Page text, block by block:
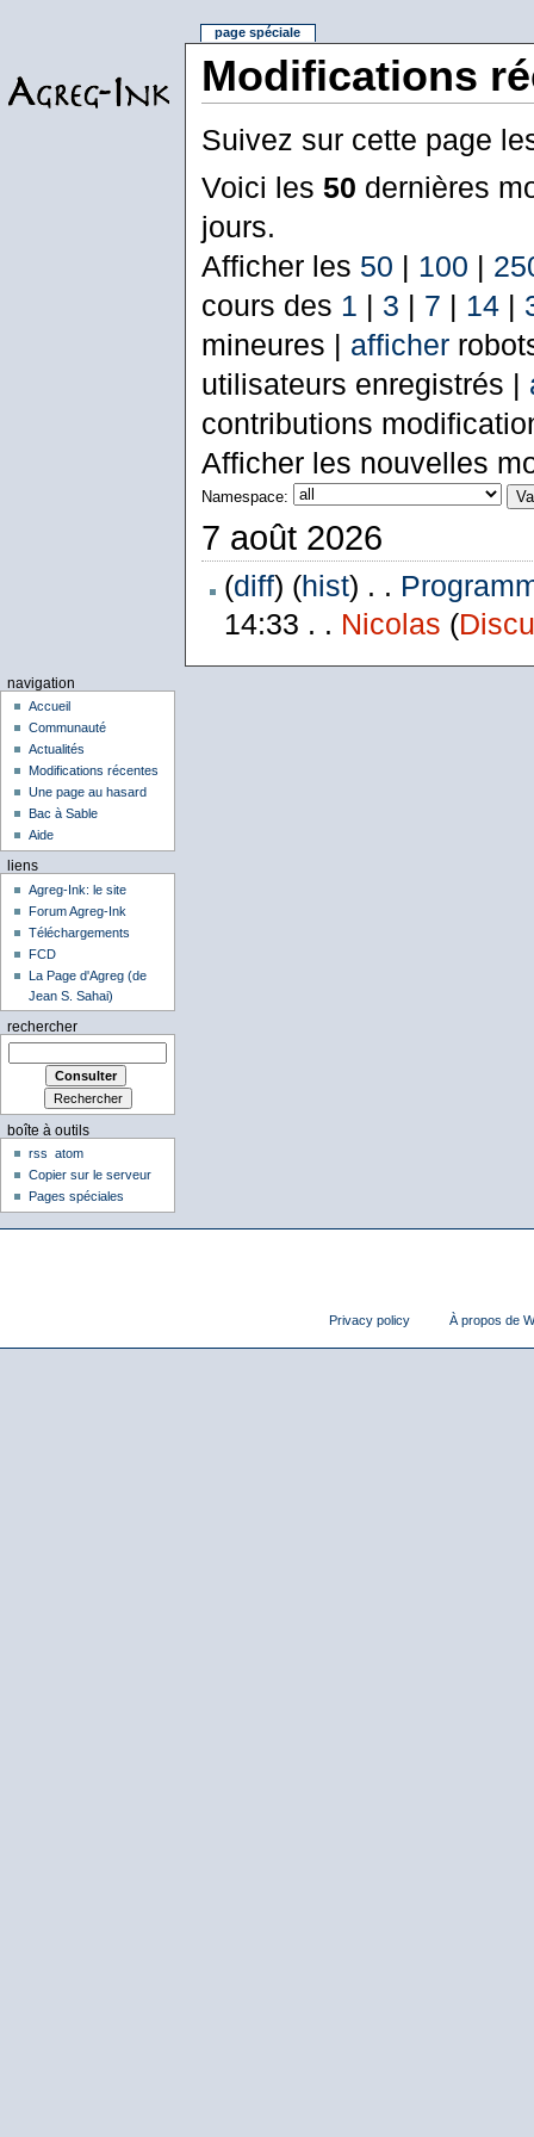
Modifications
Suivez sur cette page
Voici les 50 dernières
jours.
Afficher les 50 | 100 |
cours des 1 | 3 | 7 | 14|
mineures | afficher
utilisateurs enregistrés |
contributions
Afficher les nouvelles
Namespace:
7 août 2026
(diff) (hist) . .
14:33 . . Nicolas (
page spéciale
navigation
Accueil
Communauté
Actualités
Modifications récentes
Une page au hasard
Bac à Sable
Aide
liens
Agreg-Ink: le site
Forum Agreg-Ink
Téléchargements
FCD
La Page d'Agreg (de
Jean S. Sahai)
rechercher
boîte à outils
rss
atom
Copier sur le serveur
Pages spéciales
Privacy policy À propos de